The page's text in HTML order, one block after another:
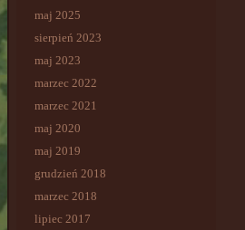
maj 2025
sierpień 2023
maj 2023
marzec 2022
marzec 2021
maj 2020
maj 2019
grudzień 2018
marzec 2018
lipiec 2017